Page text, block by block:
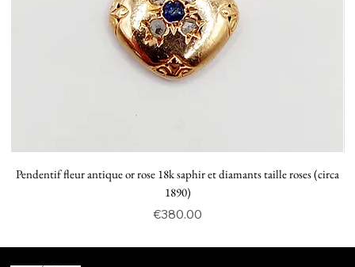
Pendentif fleur antique or rose 18k saphir et diamants taille roses (circa
1890)
Price
€380.00